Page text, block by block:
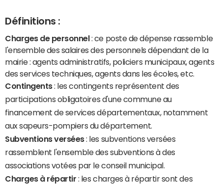
Définitions :
Charges de personnel : ce poste de dépense rassemble
l'ensemble des salaires des personnels dépendant de la
mairie : agents administratifs, policiers municipaux, agents
des services techniques, agents dans les écoles, etc.
Contingents: les contingents représentent des
participations obligatoires d'une commune au
financement de services départementaux, notamment
aux sapeurs-pompiers du département.
Subventions versées: les subventions versées
rassemblent l'ensemble des subventions à des
associations votées par le conseil municipal.
Charges à répartir : les charges à répartir sont des